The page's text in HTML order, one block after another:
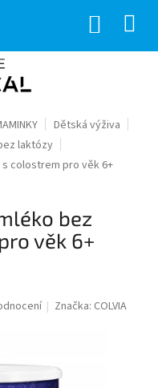
Dětská výživa
laktózy
s colostrem pro věk 6+
bez
věk 6+
Značka: COLVIA